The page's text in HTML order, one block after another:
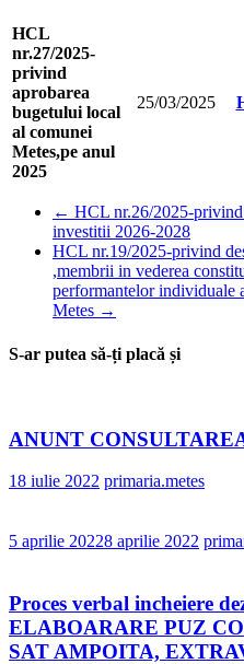
HCL
nr.27/2025-
privind
aprobarea
bugetului local
al comunei
Metes,pe anul
2025
25/03/2025
← HCL nr.26/2025-
investitii 2026-2028
HCL nr.19/2025-privind
,membrii in vederea
performantelor individuale
Metes →
S-ar putea să-ți placă și
ANUNT
18 iulie 2022 primaria.metes
5 aprilie 20228 aprilie 2022
Proces verbal incheiere
ELABOARARE PUZ
SAT AMPOITA,